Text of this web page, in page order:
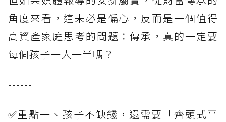
角度來看，這未必是偏心，反而是一個值得
高資產家庭思考的問題：傳承，真的一定要
每個孩子一人一半嗎？
------
✅重點一、孩子不缺錢，還需要「齊頭式平